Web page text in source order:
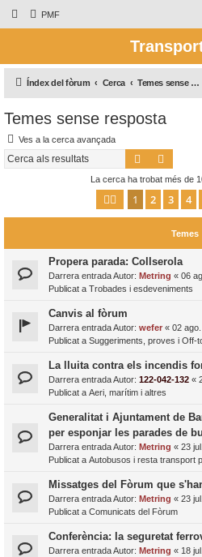
PMF
Índex del fòrum Cerca Temes sense resposta
Temes sense resposta
Ves a la cerca avançada
Cerca
La cerca ha trobat més de
Pàgina de 20
1 2 3 4
Temes
Propera parada: Collserola
Darrera entrada Autor: Metring « 06
Publicat a Trobades i esdeveniments
Canvis al fòrum
Darrera entrada Autor: wefer « 02
Publicat a Suggeriments, proves i Off-
La lluita contra els incendis
Darrera entrada Autor: 122-042-132 «
Publicat a Aeri, marítim i altres
Generalitat i Ajuntament de
per esponjar les parades de
Darrera entrada Autor: Metring « 23
Publicat a Autobusos i resta transport
Missatges del Fòrum que
Darrera entrada Autor: Metring « 23
Publicat a Comunicats del Fòrum
Conferència: la seguretat
Darrera entrada Autor: Metring « 18